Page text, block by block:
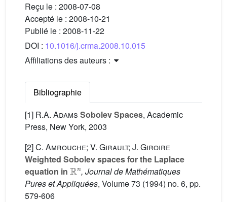
Reçu le : 2008-07-08
Accepté le : 2008-10-21
Publié le : 2008-11-22
DOI : 10.1016/j.crma.2008.10.015
Affiliations des auteurs :
Bibliographie
[1] R.A. Adams Sobolev Spaces, Academic
Press, New York, 2003
[2]C. Amrouche; V. Girault; J. Giroire
Weighted Sobolev spaces for the Laplace
equation in
Rn
, Journal de Mathématiques
Pures et Appliquées, Volume 73 (1994) no. 6, pp.
579-606